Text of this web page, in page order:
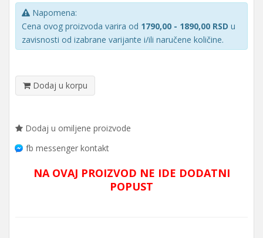
Napomena:
Cena ovog proizvoda varira od 1790,00 - 1890,00 RSD u
zavisnosti od izabrane varijante i/ili naručene količine.
Dodaj u korpu
Dodaj u omiljene proizvode
fb messenger kontakt
NA OVAJ PROIZVOD NE IDE DODATNI
POPUST